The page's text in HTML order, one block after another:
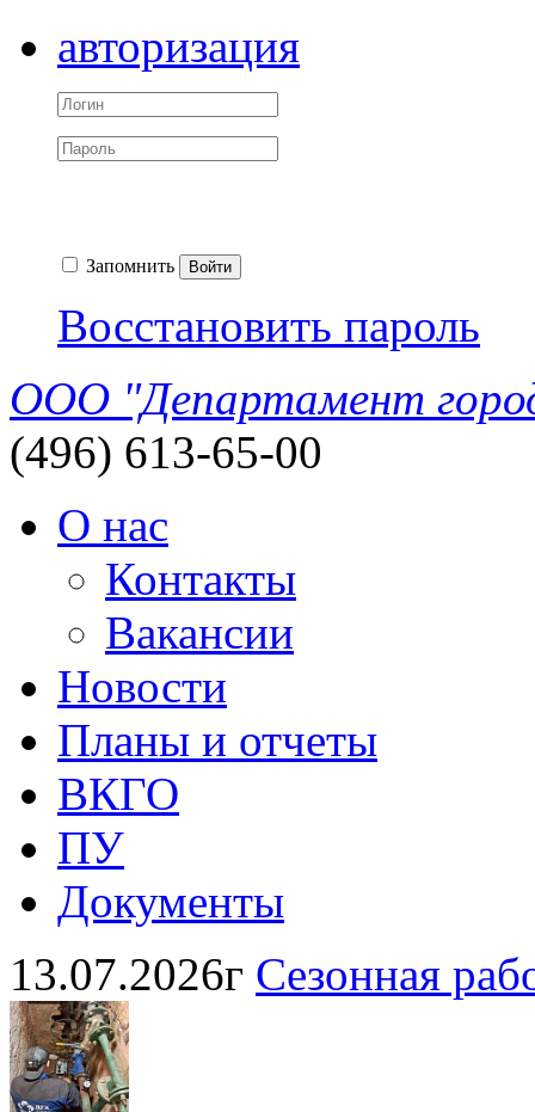
авторизация
Запомнить Войти
Восстановить пароль
ООО "Департамент
(496) 613-65-00
О нас
Контакты
Вакансии
Новости
Планы и отчеты
ВКГО
ПУ
Документы
13.07.2026г Сезонная